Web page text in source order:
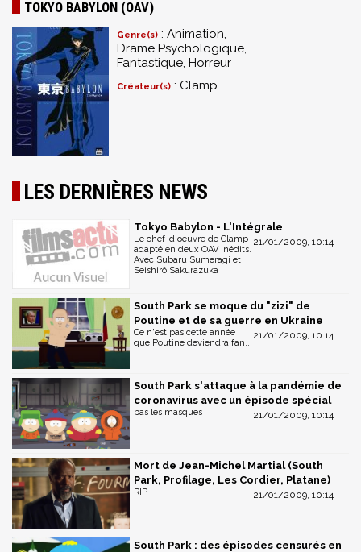
TOKYO BABYLON (OAV)
Genre(s) : Animation,
Drame Psychologique,
Fantastique, Horreur
Créateur(s) : Clamp
LES DERNIÈRES NEWS
Tokyo Babylon - L'Intégrale
21/01/2009, 10:14
Le chef-d'oeuvre de Clamp
adapté en deux OAV inédits.
Avec Subaru Sumeragi et
Seishirô Sakurazuka
South Park se moque du "zizi" de
Poutine et de sa guerre en Ukraine
21/01/2009, 10:14
Ce n'est pas cette année
que Poutine deviendra fan...
South Park s'attaque à la pandémie de
coronavirus avec un épisode spécial
21/01/2009, 10:14
bas les masques
Mort de Jean-Michel Martial (South
Park, Profilage, Les Cordier, Platane)
21/01/2009, 10:14
RIP
South Park : des épisodes censurés en